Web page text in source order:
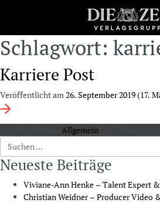
Schlagwort:
Karriere Post
Veröffentlicht am26. September 2019(17.
Allgemein
Suche nach:
Neueste Beiträge
Viviane-Ann Henke – Talent Expert &
Christian Weidner – Producer Video